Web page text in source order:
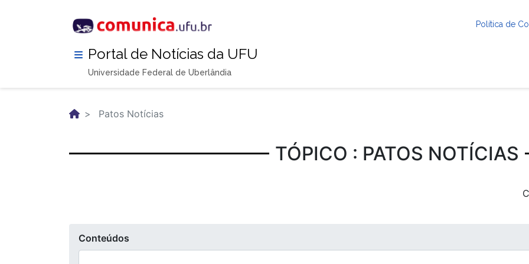
Política de
Portal de Notícias da UFU
Universidade Federal de Uberlândia
Patos Notícias
TÓPICO : PATOS NOTÍCIAS
Conteúdos